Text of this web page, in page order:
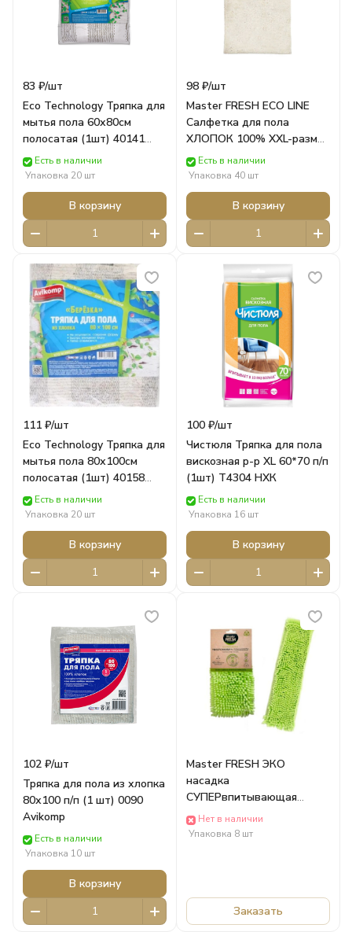
83 ₽/шт
Eco Technology Тряпка для
мытья пола 60х80см
полосатая (1шт) 40141
Avikomp
Есть в наличии
Упаковка 20 шт
В корзину
98 ₽/шт
Master FRESH ECO LINE
Салфетка для пола
ХЛОПОК 100% XXL-размер
75*100см, 1шт 7921
Arvitex
Есть в наличии
Упаковка 40 шт
В корзину
111 ₽/шт
Eco Technology Тряпка для
мытья пола 80х100см
полосатая (1шт) 40158
Avikomp
Есть в наличии
Упаковка 20 шт
В корзину
100 ₽/шт
Чистюля Тряпка для пола
вискозная р-р XL 60*70 п/п
(1шт) Т4304 НХК
Есть в наличии
Упаковка 16 шт
В корзину
102 ₽/шт
Тряпка для пола из хлопка
80х100 п/п (1 шт) 0090
Avikomp
Есть в наличии
Упаковка 10 шт
В корзину
Master FRESH ЭКО
насадка
СУПЕРвпитывающая
(микрофибра с динным
ворсом) 1шт 8850 Arvitex
Нет в наличии
Упаковка 8 шт
Заказать